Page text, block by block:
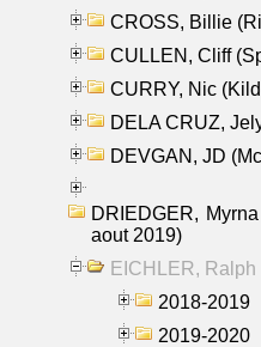
CROSS, Billie
CULLEN, Cliff
CURRY, Nic
DELA CRUZ,
DEVGAN, JD
DRIEDGER,
aout 2019)
EICHLER,
2018-2019
2019-2020